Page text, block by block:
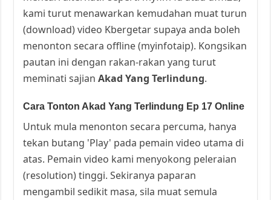
kami turut menawarkan kemudahan muat turun
(download) video Kbergetar supaya anda boleh
menonton secara offline (myinfotaip). Kongsikan
pautan ini dengan rakan-rakan yang turut
meminati sajianAkad Yang Terlindung.
Cara Tonton Akad Yang Terlindung Ep 17 Online
Untuk mula menonton secara percuma, hanya
tekan butang 'Play' pada pemain video utama di
atas. Pemain video kami menyokong peleraian
(resolution) tinggi. Sekiranya paparan
mengambil sedikit masa, sila muat semula